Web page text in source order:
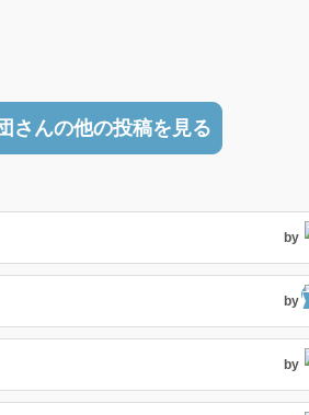
さんの他の投稿を見る
by
by
by